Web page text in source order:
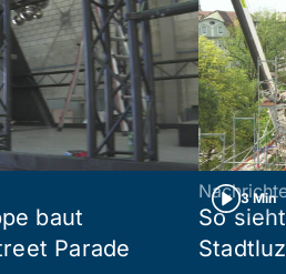
baut
Parade
3 Min
So